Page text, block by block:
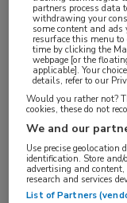
mini-enquête
intimiteit in de
De enquête
MedNet
medische
Nijkerk. Er
onderzoek.
De uitkomst is
partners process data
withdrawing your
some content and ads
resurface this menu
time by clicking the
webpage [or the
applicable]. Your
details, refer to our
Would you rather not?
cookies, these do not
We and our
Use precise
identification. Store
advertising and
research and services
List of Partners